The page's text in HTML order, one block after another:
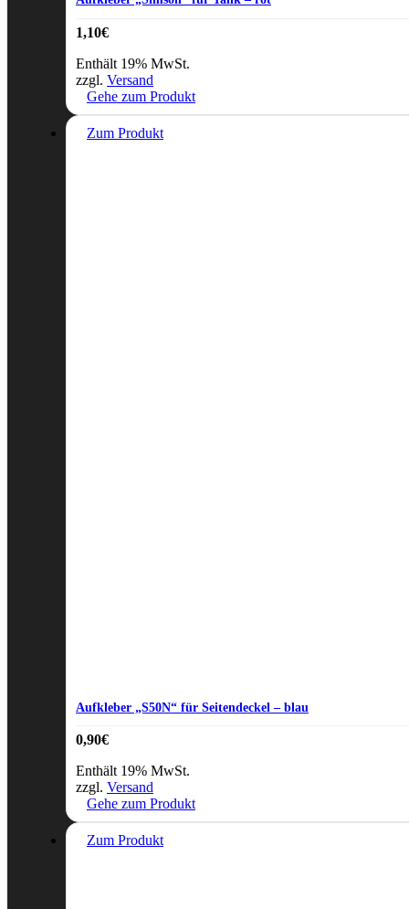
1,10€
Enthält 19% MwSt.
zzgl. Versand
Gehe zum Produkt
Zum Produkt
Aufkleber „S50N“ für Seitendeckel – blau
0,90€
Enthält 19% MwSt.
zzgl. Versand
Gehe zum Produkt
Zum Produkt